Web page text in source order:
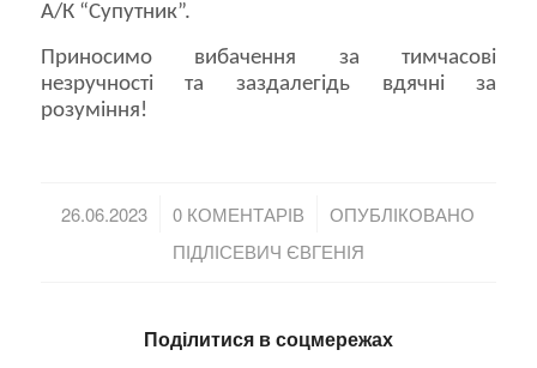
А/К “Супутник”.
Приносимо вибачення за тимчасові
незручності та заздалегідь вдячні за
розуміння!
26.06.2023
/ 0 КОМЕНТАРІВ
/
ОПУБЛІКОВАНО
ПІДЛІСЕВИЧ ЄВГЕНІЯ
Поділитися в соцмережах